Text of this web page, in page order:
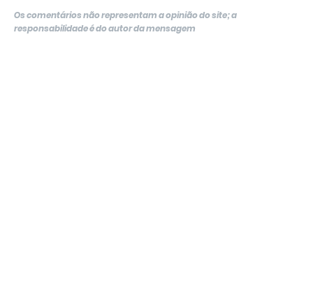
Os comentários não representam a opinião do site; a
responsabilidade é do autor da mensagem